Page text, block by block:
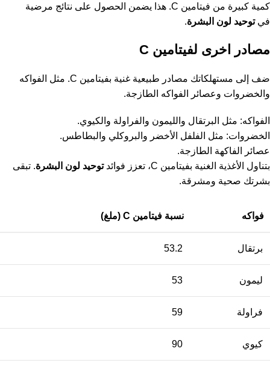
كمية كبيرة من فيتامين C. هذا يضمن الحصول على نتائج مرضية
فيتوحيد لون البشرة.
مصادر اخرى لفيتامين C
ضف إلى مستهلكاتك مصادر طبيعية غنية بفيتامين C. مثل الفواكه
والخضروات وعصائر الفواكه الطازجة.
الفواكه: مثل البرتقال والليمون والفراولة والكيوي.
الخضروات: مثل الفلفل الأخضر والبروكلي والبطاطس.
عصائر الفاكهة الطازجة.
بتناول الأغذية الغنية بفيتامين C، تعزز فوائد
توحيد لون البشرة. تبقى
بشرتك صحية ومشرقة.
فواكه نسبة فيتامين C (ملغ)
برتقال 53.2
ليمون 53
فراولة 59
كيوي 90